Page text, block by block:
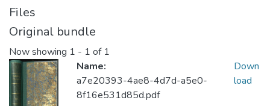
Files
Original bundle
Now showing 1 - 1 of 1
Name:
a7e20393-4ae8-4d7d-a5e0-
8f16e531d85d.pdf
Down
load